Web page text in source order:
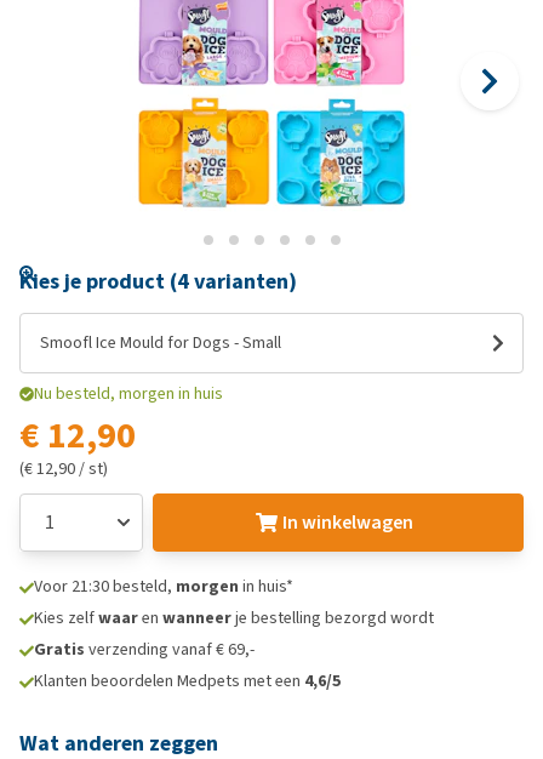
Kies je product (4 varianten)
Smoofl Ice Mould for Dogs - Small
Nu besteld, morgen in huis
€ 12,90
(€ 12,90 / st)
In winkelwagen
Voor 21:30 besteld, morgen in huis*
Kies zelfwaaren wanneerje bestelling bezorgd wordt
Gratis verzending vanaf € 69,-
Klanten beoordelen Medpets met een 4,6/5
Wat anderen zeggen